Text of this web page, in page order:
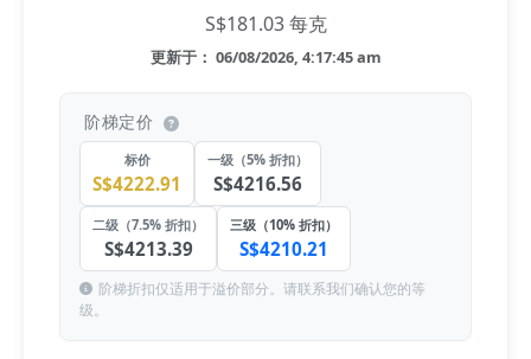
S$181.03 每克
更新于： 06/08/2026, 4:17:45 am
阶梯定价
标价
S$4222.91
一级（5% 折扣）
S$4216.56
二级（7.5% 折扣）
S$4213.39
三级（10% 折扣）
S$4210.21
阶梯折扣仅适用于溢价部分。请联系我们确认您的等
级。